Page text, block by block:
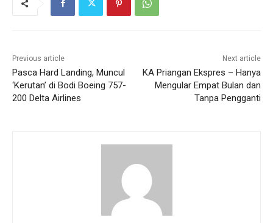
Previous article
Pasca Hard Landing, Muncul
‘Kerutan’ di Bodi Boeing 757-
200 Delta Airlines
Next article
KA Priangan Ekspres – Hanya
Mengular Empat Bulan dan
Tanpa Pengganti